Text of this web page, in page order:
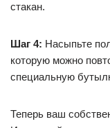
стакан.
Шаг 4: Насыпьте
которую можно
специальную
Теперь ваш